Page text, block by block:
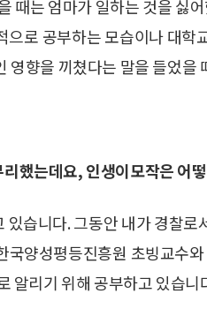
때는 엄마가 일하는 것을 싫
로 공부하는 모습이나 대학
영향을 끼쳤다는 말을 들었을
했는데요, 인생이모작은 어
습니다. 그동안 내가 경찰
국양성평등진흥원 초빙교수
알리기 위해 공부하고 있습니